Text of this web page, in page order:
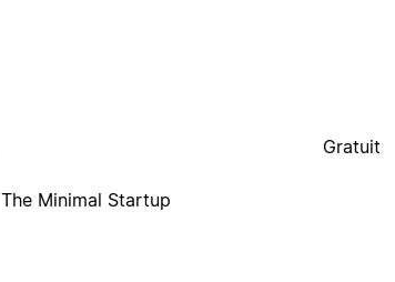
The Minimal Startup
Gratuit